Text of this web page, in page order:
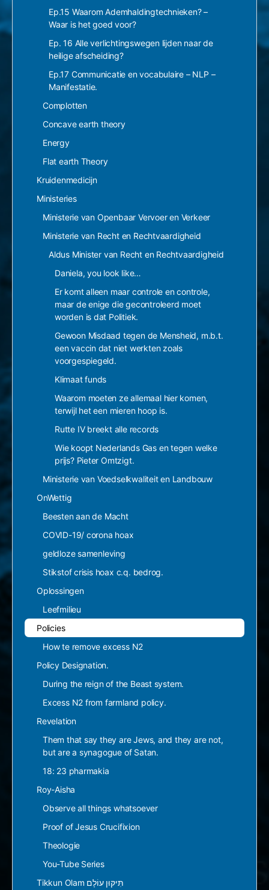
Ep.15 Waarom Ademhaldingtechnieken? –
Waar is het goed voor?
Ep. 16 Alle verlichtingswegen lijden naar de
heilige afscheiding?
Ep.17 Communicatie en vocabulaire – NLP –
Manifestatie.
Complotten
Concave earth theory
Energy
Flat earth Theory
Kruidenmedicijn
Ministeries
Ministerie van Openbaar Vervoer en Verkeer
Ministerie van Recht en Rechtvaardigheid
Aldus Minister van Recht en Rechtvaardigheid
Daniela, you look like…
Er komt alleen maar controle en controle,
maar de enige die gecontroleerd moet
worden is dat Politiek.
Gewoon Misdaad tegen de Mensheid, m.b.t.
een vaccin dat niet werkten zoals
voorgespiegeld.
Klimaat funds
Waarom moeten ze allemaal hier komen,
terwijl het een mieren hoop is.
Rutte IV breekt alle records
Wie koopt Nederlands Gas en tegen welke
prijs? Pieter Omtzigt.
Ministerie van Voedselkwaliteit en Landbouw
OnWettig
Beesten aan de Macht
COVID-19/ corona hoax
geldloze samenleving
Stikstof crisis hoax c.q. bedrog.
Oplossingen
Leefmilieu
Policies
How te remove excess N2
Policy Designation.
During the reign of the Beast system.
Excess N2 from farmland policy.
Revelation
Them that say they are Jews, and they are not,
but are a synagogue of Satan.
18: 23 pharmakia
Roy-Aisha
Observe all things whatsoever
Proof of Jesus Crucifixion
Theologie
You-Tube Series
Tikkun Olam תִּיקּוּן עוֹלָם